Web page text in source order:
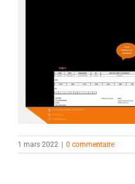
1 mars 2022 0 commentaire